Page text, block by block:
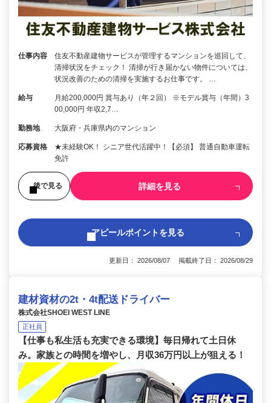
仕事内容
住友不動産建物サービスが管理するマンションを巡回して、
清掃状況をチェック！ 清掃が行き届かない物件については、
状況改善のための清掃を実施するお仕事です。 …
給与
月給200,000円 賞与あり（年２回） ※モデル賞与（年間）3
00,000円 年収2,7…
勤務地 大阪府・兵庫県内のマンション
応募資格
★未経験OK！ シニア世代活躍中！【必須】 普通自動車運転
免許
後で見る 詳細を見る
アピールポイントを見る
更新日： 2026/08/07 掲載終了日： 2026/08/29
建材資材の2t・4t配送ドライバー
株式会社SHOEI WEST LINE
正社員
【仕事も私生活も充実できる環境】毎日帰れて土日休
み。家族との時間を増やし、月収36万円以上が狙える！